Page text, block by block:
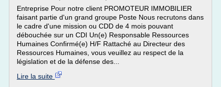
Entreprise Pour notre client PROMOTEUR IMMOBILIER
faisant partie d'un grand groupe Poste Nous recrutons dans
le cadre d'une mission ou CDD de 4 mois pouvant
débouchée sur un CDI Un(e) Responsable Ressources
Humaines Confirmé(e) H/F Rattaché au Directeur des
Ressources Humaines, vous veuillez au respect de la
législation et de la défense des...
Lire la suite